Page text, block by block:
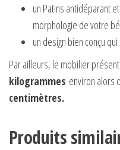
un Patins antidéparant
morphologie de votre
un design bien conçu
Par ailleurs, le mobilier
kilogrammes environ alors
centimètres.
Produits